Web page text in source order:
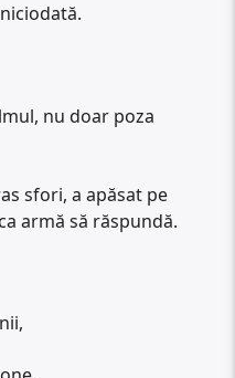
nu doar poza
sfori, a apăsat pe
armă să răspundă.